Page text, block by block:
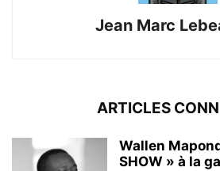
Jean Marc
ARTICLES
Wallen
SHOW » à la